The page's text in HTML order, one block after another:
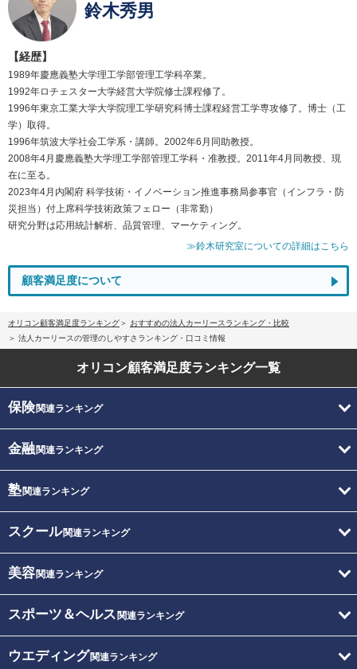
鈴木秀男
【経歴】
1989年慶應義塾大学理工学部管理工学科卒業。
1992年ロチェスター大学経営大学院修士課程修了。
1996年東京工業大学大学院理工学研究科博士課程経営工学専攻修了。博士（工
学）取得。
1996年筑波大学社会工学系・講師。2002年6月同助教授。
2008年4月慶應義塾大学理工学部管理工学科・准教授。2011年4月同教授、現
在に至る。
2023年4月内閣府 科学技術・イノベーション推進事務局参事官（インフラ・防
災担当）付上席科学技術政策フェロー（非常勤）
研究分野は応用統計解析、品質管理、マーケティング。
≫鈴木研究室についての詳細はこちら
顧客満足度について
オリコン顧客満足度ランキング
おすすめの法人カーリースランキング・比較
法人カーリースの管理のしやすさランキング・口コミ情報
オリコン顧客満足度ランキング一覧
保険関連ランキング
金融関連ランキング
塾関連ランキング
スクール関連ランキング
美容関連ランキング
スポーツ＆ヘルス 関連ランキング
ウエディング関連ランキング